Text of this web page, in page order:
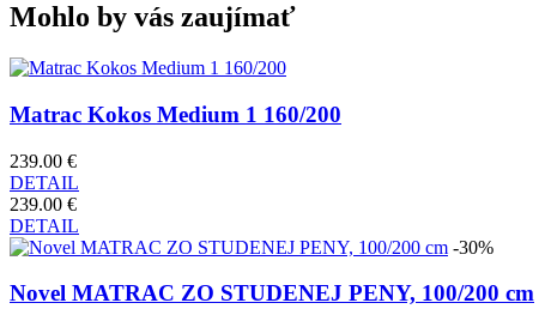
Mohlo by vás zaujímať
Matrac Kokos Medium 1 160/200
239.00 €
DETAIL
239.00 €
DETAIL
-30%
Novel MATRAC ZO STUDENEJ PENY, 100/200 cm